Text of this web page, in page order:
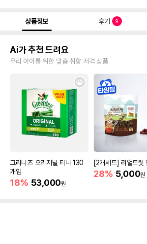
상품정보 후기 9
Ai가 추천 드려요
우리 아이를 위한 맞춤 취향 저격 상품
그리니즈 오리지널 티니 130
개입
18% 53,000원
[2개세트] 리얼트
28% 5,000원